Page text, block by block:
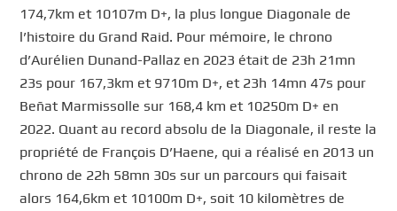
174,7km et 10107m D+, la plus longue Diagonale de
l’histoire du Grand Raid. Pour mémoire, le chrono
d’Aurélien Dunand-Pallaz en 2023 était de 23h 21mn
23s pour 167,3km et 9710m D+, et 23h 14mn 47s pour
Beñat Marmissolle sur 168,4 km et 10250m D+ en
2022. Quant au record absolu de la Diagonale, il reste la
propriété de François D’Haene, qui a réalisé en 2013 un
chrono de 22h 58mn 30s sur un parcours qui faisait
alors 164,6km et 10100m D+, soit 10 kilomètres de